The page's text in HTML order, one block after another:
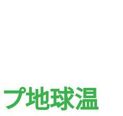
地球温